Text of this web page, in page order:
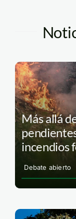
Más allá
incendios
Debate abierto